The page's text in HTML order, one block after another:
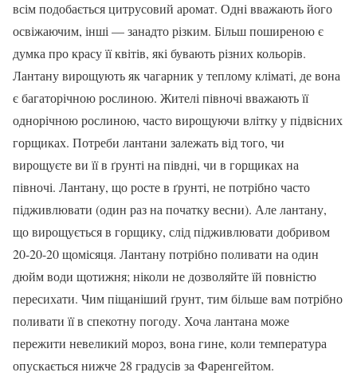
всім подобається цитрусовий аромат. Одні вважають його
освіжаючим, інші — занадто різким. Більш поширеною є
думка про красу її квітів, які бувають різних кольорів.
Лантану вирощують як чагарник у теплому кліматі, де вона
є багаторічною рослиною. Жителі півночі вважають її
однорічною рослиною, часто вирощуючи влітку у підвісних
горщиках. Потреби лантани залежать від того, чи
вирощуєте ви її в ґрунті на півдні, чи в горщиках на
півночі. Лантану, що росте в ґрунті, не потрібно часто
підживлювати (один раз на початку весни). Але лантану,
що вирощується в горщику, слід підживлювати добривом
20-20-20 щомісяця. Лантану потрібно поливати на один
дюйм води щотижня; ніколи не дозволяйте їй повністю
пересихати. Чим піщаніший ґрунт, тим більше вам потрібно
поливати її в спекотну погоду. Хоча лантана може
пережити невеликий мороз, вона гине, коли температура
опускається нижче 28 градусів за Фаренгейтом.